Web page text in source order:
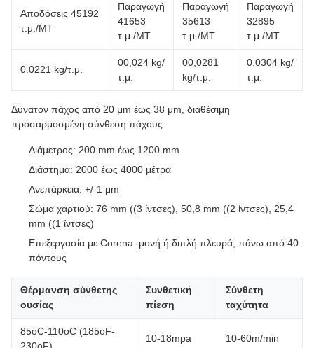
Αποδόσεις 45192
τ.μ./ΜΤ
Παραγωγή
41653
τ.μ./ΜΤ
Παραγωγή
35613
τ.μ./ΜΤ
Παραγωγή
32895
τ.μ./ΜΤ
0.0221 kg/τ.μ.
00,024 kg/
τ.μ.
00,0281
kg/τ.μ.
0.0304 kg/
τ.μ.
Δύνατον πάχος από 20 μm έως 38 μm, διαθέσιμη
προσαρμοσμένη σύνθεση πάχους
Διάμετρος: 200 mm έως 1200 mm
Διάστημα: 2000 έως 4000 μέτρα
Ανεπάρκεια: +/-1 μm
Σώμα χαρτιού: 76 mm ((3 ίντσες), 50,8 mm ((2 ίντσες), 25,4
mm ((1 ίντσες)
Επεξεργασία με Corena: μονή ή διπλή πλευρά, πάνω από 40
πόντους
Θέρμανση σύνθετης
ουσίας
Συνθετική
πίεση
Σύνθετη
ταχύτητα
85oC-110oC (185oF-
10-18mpa 10-60m/min